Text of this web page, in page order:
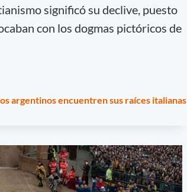
significó su declive, puesto
con los dogmas pictóricos de
argentinos encuentren sus raíces italianas